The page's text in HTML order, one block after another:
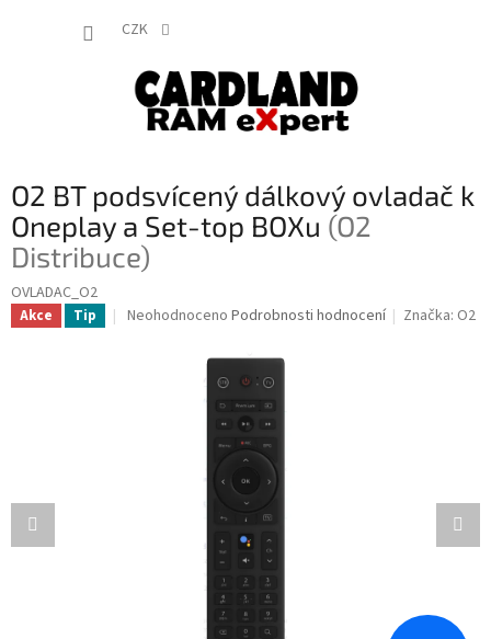
CZK
O2 BT podsvícený dálkový ovladač k
Oneplay a Set-top BOXu (O2
Distribuce)
OVLADAC_O2
Akce Tip
Průměrné
Neohodnoceno Podrobnosti hodnocení Značka: O2